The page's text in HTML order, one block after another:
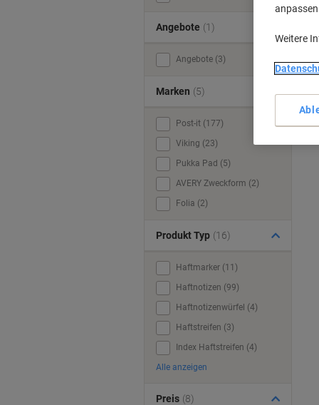
Angebote (1)
Angebote (3)
Marken (5)
Post-it (177)
Viking (23)
Pukka Pad (5)
AVERY Zweckform (2)
Folia (2)
Produkt Typ (16)
Haftmarker (11)
Haftnotizen (99)
Haftnotizenwürfel (4)
Haftstreifen (3)
Index Haftstreifen (4)
Alle anzeigen
Preis (8)
Weitere